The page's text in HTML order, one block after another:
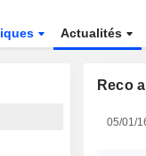
Actualités
Reco
05/01/